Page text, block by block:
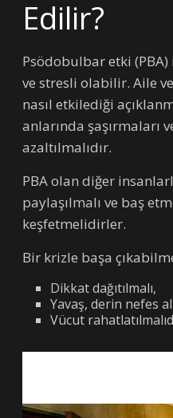
Edilir?
Psödobulbar etki
ve stresli olabilir. Aile
nasıl etkilediği
anlarında şaşırmaları
azaltılmalıdır.
PBA olan diğer
paylaşılmalı ve baş
keşfetmelidirler.
Bir krizle başa
Dikkat dağıtılmalı,
Yavaş, derin nefes
Vücut